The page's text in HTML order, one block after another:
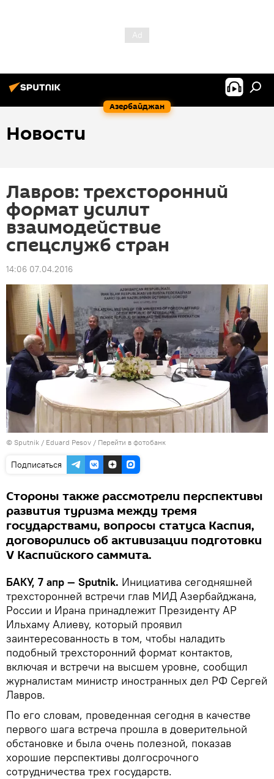
Азербайджан
Новости
Лавров: трехсторонний
формат усилит
взаимодействие
спецслужб стран
14:06 07.04.2016
© Sputnik / Eduard Pesov / Перейти в фотобанк
Подписаться
Стороны также рассмотрели перспективы
развития туризма между тремя
государствами, вопросы статуса Каспия,
договорились об активизации подготовки
V Каспийского саммита.
БАКУ, 7 апр — Sputnik. Инициатива сегодняшней
трехсторонней встречи глав МИД Азербайджана,
России и Ирана принадлежит Президенту АР
Ильхаму Алиеву, который проявил
заинтересованность в том, чтобы наладить
подобный трехсторонний формат контактов,
включая и встречи на высшем уровне, сообщил
журналистам министр иностранных дел РФ Сергей
Лавров.
По его словам, проведенная сегодня в качестве
первого шага встреча прошла в доверительной
обстановке и была очень полезной, показав
хорошие перспективы долгосрочного
сотрудничества трех государств.